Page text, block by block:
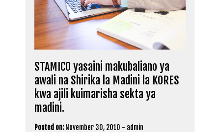
STAMICO yasaini makubaliano ya
awali na Shirika la Madini la KORES
kwa ajili kuimarisha sekta ya
madini.
Posted on: November 30, 2010 - admin